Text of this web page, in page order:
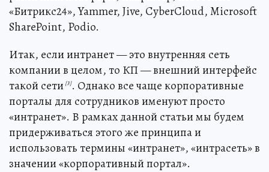
«Битрикс24», Yammer, Jive, CyberCloud, Microsoft
SharePoint, Podio.
Итак, если интранет — это внутренняя сеть
компании в целом, то КП — внешний интерфейс
такой сети [3]. Однако все чаще корпоративные
порталы для сотрудников именуют просто
«интранет». В рамках данной статьи мы будем
придерживаться этого же принципа и
использовать термины «интранет», «интрасеть» в
значении «корпоративный портал».